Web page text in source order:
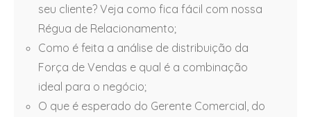
seu cliente? Veja como fica fácil com nossa
Régua de Relacionamento;
Como é feita a análise de distribuição da
Força de Vendas e qual é a combinação
ideal para o negócio;
O que é esperado do Gerente Comercial, do